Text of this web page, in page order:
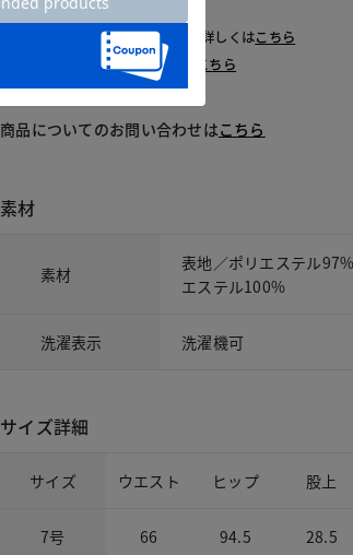
～頃お届け：入荷次第、お届け。
再入荷予約：メールでお知らせ。詳しくはこちら
1週間前後でお届け： 詳しくは
こちら
商品についてのお問い合わせはこちら
素材
素材
表地／ポリエステル
エステル100%
洗濯表示 洗濯機可
サイズ詳細
サイズ ウエスト ヒップ 股上
7号 66 94.5 28.5